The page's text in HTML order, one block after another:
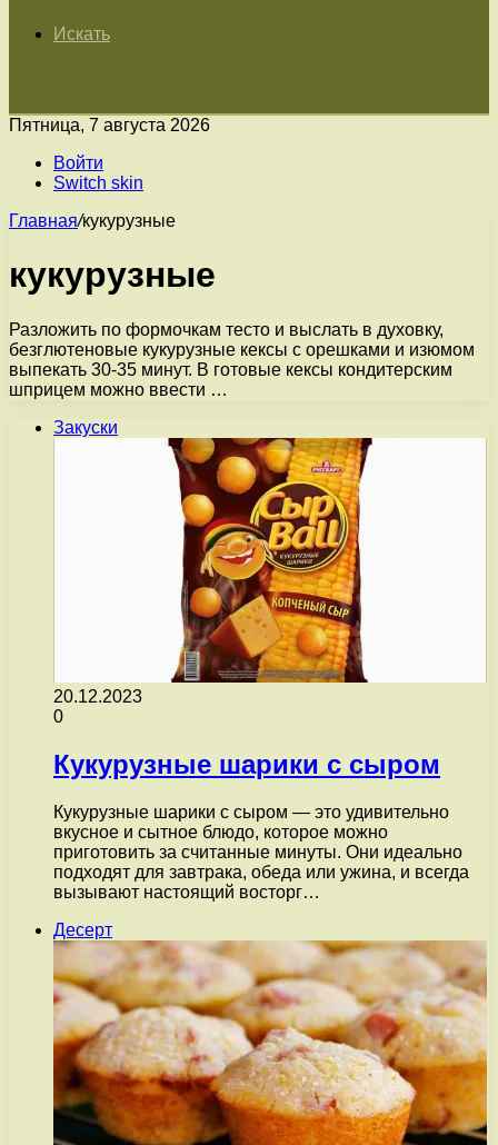
Искать
Пятница, 7 августа 2026
Войти
Switch skin
Главная/кукурузные
кукурузные
Разложить по формочкам тесто и выслать в духовку,
безглютеновые кукурузные кексы с орешками и изюмом
выпекать 30-35 минут. В готовые кексы кондитерским
шприцем можно ввести …
Закуски
20.12.2023
0
Кукурузные шарики с сыром
Кукурузные шарики с сыром — это удивительно
вкусное и сытное блюдо, которое можно
приготовить за считанные минуты. Они идеально
подходят для завтрака, обеда или ужина, и всегда
вызывают настоящий восторг…
Десерт